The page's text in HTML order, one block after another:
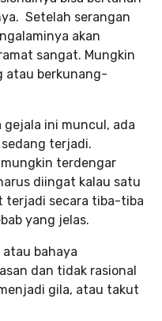
Setelah serangan
akan
sangat. Mungkin
atau berkunang-
ini muncul, ada
terjadi.
terdengar
diingat kalau satu
terjadi secara tiba-tiba
yang jelas.
atau bahaya
dan tidak rasional
gila, atau takut